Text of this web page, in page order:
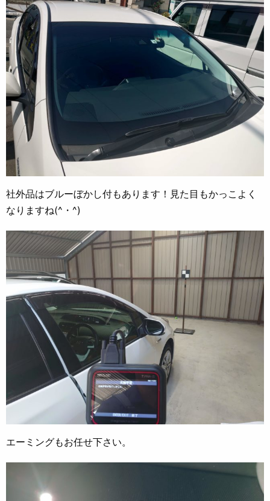
社外品はブルーぼかし付もあります！見た目もかっこよく
なりますね(^・^)
エーミングもお任せ下さい。